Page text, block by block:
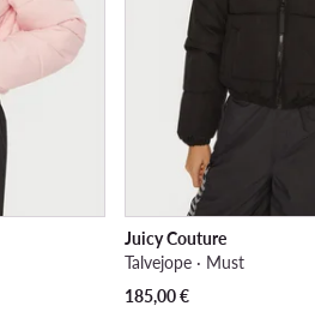
Juicy Couture
Talvejope · Must
185,00€